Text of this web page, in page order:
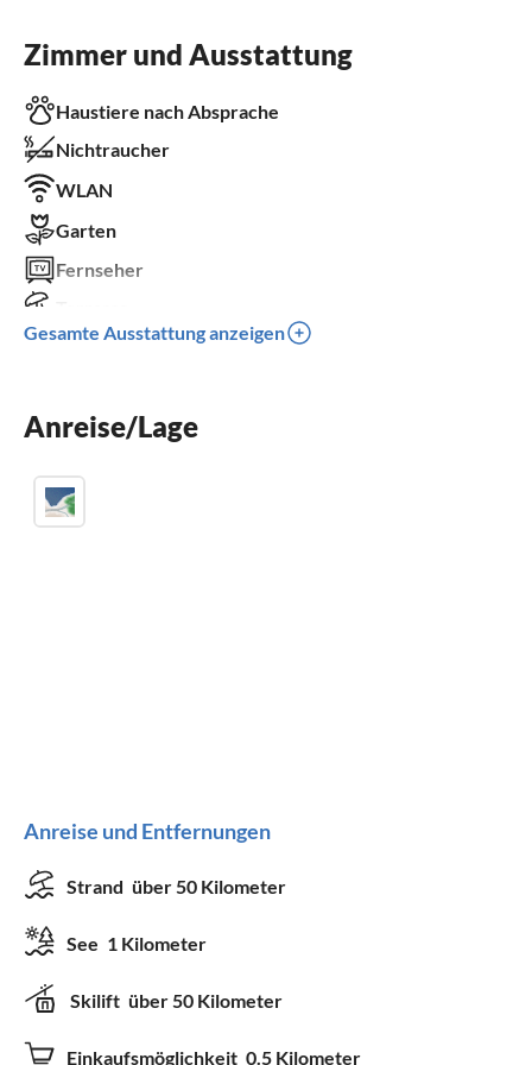
Zimmer und Ausstattung
Haustiere nach Absprache
Nichtraucher
WLAN
Garten
Fernseher
Spülmaschine
Kamin
Gesamte Ausstattung anzeigen
Anreise/Lage
Anreise und Entfernungen
Strand über 50 Kilometer
See 1 Kilometer
Skilift über 50 Kilometer
Einkaufsmöglichkeit 0.5 Kilometer